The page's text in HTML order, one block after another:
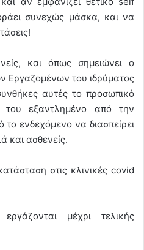
συνεχώς μάσκα, και να
και όπως σημειώνει ο
Εργαζομένων του ιδρύματος
αυτές το προσωπικό
του εξαντλημένο από την
ενδεχόμενο να διασπείρει
και ασθενείς.
στις κλινικές covid
μέχρι τελικής